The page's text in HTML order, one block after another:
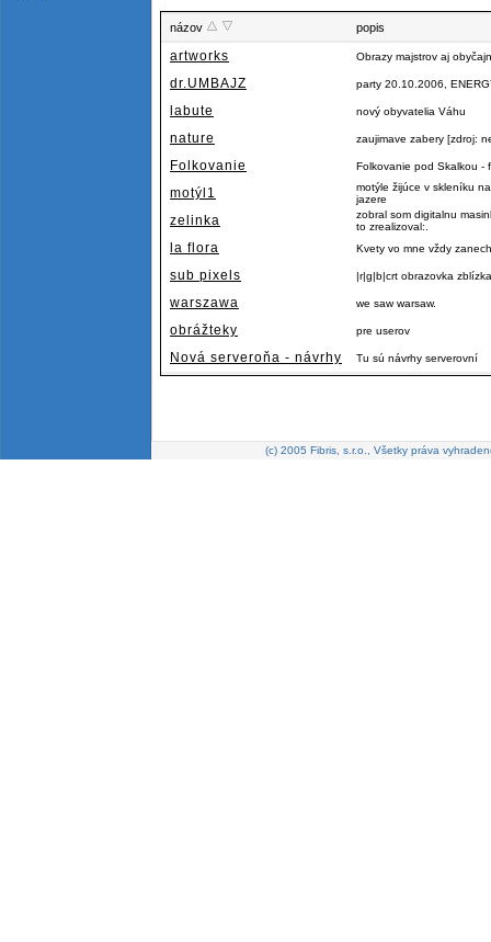
názov popis
artworks Obrazy majstrov aj
dr.UMBAJZ party 20.10.2006,
labute nový obyvatelia Váhu
nature zaujimave zabery [zdroj:
Folkovanie Folkovanie pod Skalkou -
motýl1
motýle žijúce v skleníku
jazere
zelinka
zobral som digitalnu
to zrealizoval:.
la flora Kvety vo mne vždy
sub pixels |r|g|b|crt obrazovka
warszawa we saw warsaw.
obrážteky pre userov
Nová serveroňa - návrhy Tu sú návrhy serverovní
(c) 2005 Fibris, s.r.o., Všetky práva